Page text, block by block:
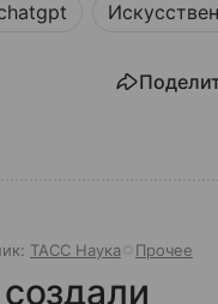
ТАСС Наука Прочее